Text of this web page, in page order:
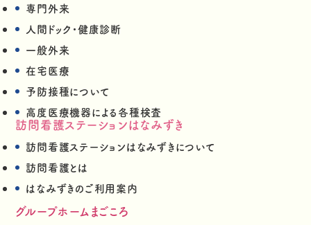
専門外来
人間ドック・健康診断
一般外来
在宅医療
予防接種について
高度医療機器による各種検査
訪問看護ステーションはなみずき
訪問看護ステーションはなみずきについて
訪問看護とは
はなみずきのご利用案内
グループホームまごころ